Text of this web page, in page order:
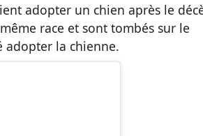
adopter un chien après le
race et sont tombés sur le
adopter la chienne.